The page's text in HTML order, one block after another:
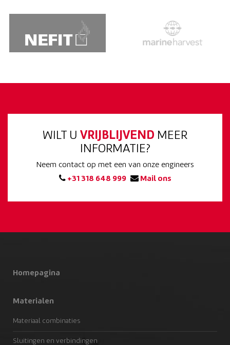
WILT U VRIJBLIJVEND MEER
INFORMATIE?
Neem contact op met een van onze engineers
+31 318 648 999
Mail ons
Homepagina
Materialen
Materiaal combinaties
Sluitingen en verbindingen